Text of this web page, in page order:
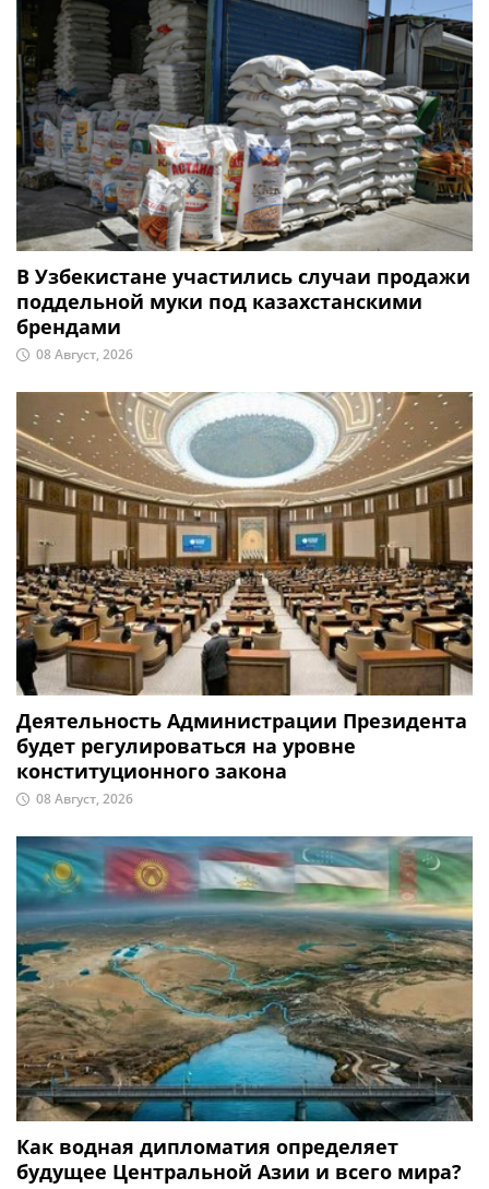
В Узбекистане участились случаи продажи
поддельной муки под казахстанскими
брендами
08 Август, 2026
Деятельность Администрации Президента
будет регулироваться на уровне
конституционного закона
08 Август, 2026
Как водная дипломатия определяет
будущее Центральной Азии и всего мира?